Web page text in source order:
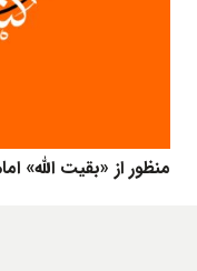
منظور از «بقیت الله»